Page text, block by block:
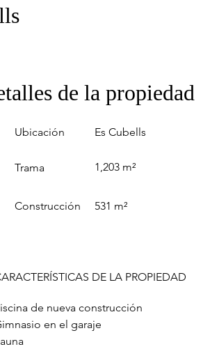
de la propiedad
Ubicación
Trama
Construcción
Es Cubells
1,203 m²
531 m²
DE LA PROPIEDAD
de nueva construcción
en el garaje